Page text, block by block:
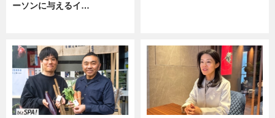
ーソンに与えるイ…